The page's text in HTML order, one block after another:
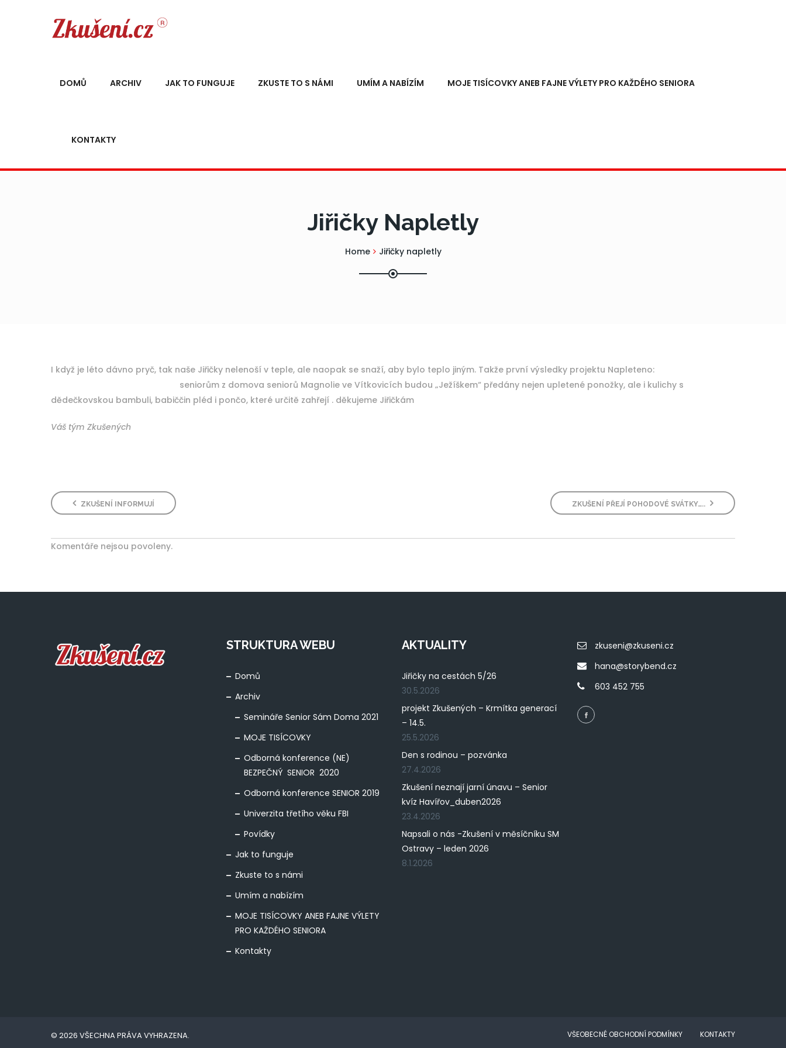
DOMŮ ARCHIV JAK TO FUNGUJE ZKUSTE TO S NÁMI UMÍM A NABÍZÍM MOJE TISÍCOVKY ANEB FAJNE VÝLETY PRO KAŽDÉHO SENIORA
KONTAKTY
Jiřičky Napletly
Home Jiřičky napletly
I když je léto dávno pryč, tak naše Jiřičky nelenoší v teple, ale naopak se snaží, aby bylo teplo jiným. Takže první výsledky projektu Napleteno:
seniorům z domova seniorů Magnolie ve Vítkovicích budou „Ježíškem“ předány nejen upletené ponožky, ale i kulichy s
dědečkovskou bambuli, babiččin pléd i pončo, které určitě zahřejí . děkujeme Jiřičkám
Váš tým Zkušených
ZKUŠENÍ INFORMUJÍ ZKUŠENÍ PŘEJÍ POHODOVÉ SVÁTKY…..
Komentáře nejsou povoleny.
STRUKTURA WEBU
Domů
Archiv
Semináře Senior Sám Doma 2021
MOJE TISÍCOVKY
Odborná konference (NE)
BEZPEČNÝ SENIOR 2020
Odborná konference SENIOR 2019
Univerzita třetího věku FBI
Povídky
Jak to funguje
Zkuste to s námi
Umím a nabízím
MOJE TISÍCOVKY ANEB FAJNE VÝLETY
PRO KAŽDÉHO SENIORA
Kontakty
AKTUALITY
Jiřičky na cestách 5/26
30.5.2026
projekt Zkušených – Krmítka generací
– 14.5.
25.5.2026
Den s rodinou – pozvánka
27.4.2026
Zkušení neznají jarní únavu – Senior
kvíz Havířov_duben2026
23.4.2026
Napsali o nás -Zkušení v měsíčníku SM
Ostravy – leden 2026
8.1.2026
zkuseni@zkuseni.cz
hana@storybend.cz
603 452 755
© 2026 VŠECHNA PRÁVA VYHRAZENA. VŠEOBECNÉ OBCHODNÍ PODMÍNKY KONTAKTY